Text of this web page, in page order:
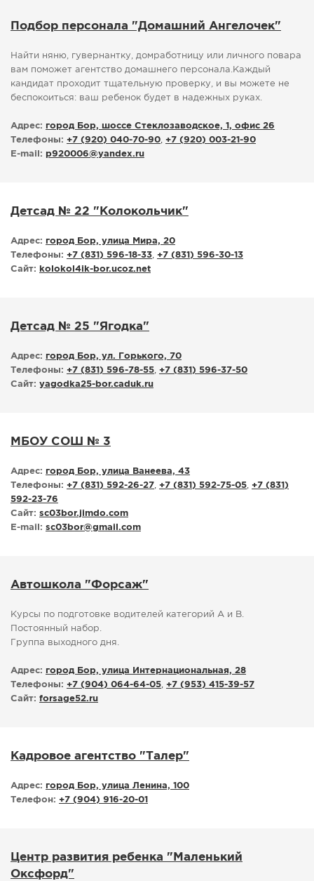
Подбор персонала "Домашний Ангелочек"
Найти няню, гувернантку, домработницу или личного повара
вам поможет агентство домашнего персонала.Каждый
кандидат проходит тщательную проверку, и вы можете не
беспокоиться: ваш ребенок будет в надежных руках.
Адрес: город Бор, шоссе Стеклозаводское, 1, офис 26
Телефоны: +7 (920) 040-70-90
+7 (920) 003-21-90
E-mail: p920006@yandex.ru
Детсад № 22 "Колокольчик"
Адрес: город Бор, улица Мира, 20
Телефоны: +7 (831) 596-18-33
+7 (831) 596-30-13
Сайт:
kolokol4ik-bor.ucoz.net
Детсад № 25 "Ягодка"
Адрес: город Бор, ул. Горького, 70
Телефоны: +7 (831) 596-78-55
+7 (831) 596-37-50
Сайт: yagodka25-bor.caduk.ru
МБОУ СОШ № 3
Адрес: город Бор, улица Ванеева, 43
Телефоны: +7 (831) 592-26-27 +7 (831) 592-75-05
+7 (831)
592-23-76
Сайт: sc03bor.jimdo.com
E-mail: sc03bor@gmail.com
Автошкола "Форсаж"
Курсы по подготовке водителей категорий А и В.
Постоянный набор.
Группа выходного дня.
Адрес: город Бор, улица Интернациональная, 28
Телефоны: +7 (904) 064-64-05
+7 (953) 415-39-57
Сайт: forsage52.ru
Кадровое агентство "Талер"
Адрес: город Бор, улица Ленина, 100
Телефон: +7 (904) 916-20-01
Центр развития ребенка "Маленький
Оксфорд"